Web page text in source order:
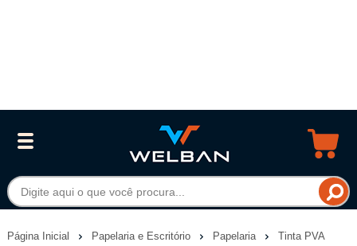
Página Inicial Papelaria e Escritório Papelaria Tinta PVA